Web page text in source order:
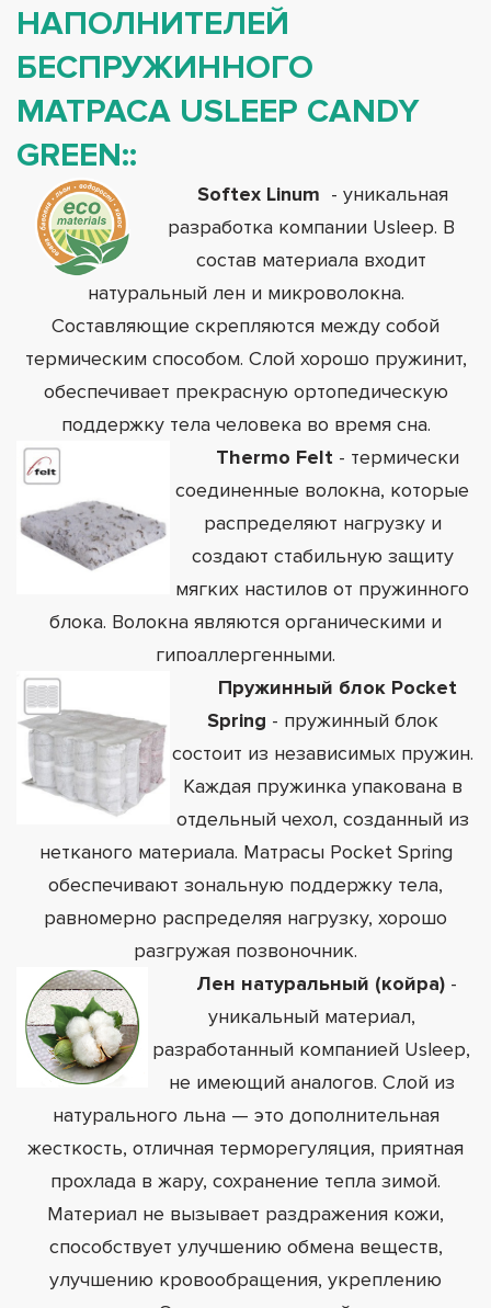
НАПОЛНИТЕЛЕЙ
БЕСПРУЖИННОГО
МАТРАСА USLEEP CANDY
GREEN::
Softex Linum - уникальная
разработка компании Usleep. В
состав материала входит
натуральный лен и микроволокна.
Составляющие скрепляются между собой
термическим способом. Слой хорошо пружинит,
обеспечивает прекрасную ортопедическую
поддержку тела человека во время сна.
Thermo Felt - термически
соединенные волокна, которые
распределяют нагрузку и
создают стабильную защиту
мягких настилов от пружинного
блока. Волокна являются органическими и
гипоаллергенными.
Пружинный блок Pocket
Spring - пружинный блок
состоит из независимых пружин.
Каждая пружинка упакована в
отдельный чехол, созданный из
нетканого материала. Матрасы Pocket Spring
обеспечивают зональную поддержку тела,
равномерно распределяя нагрузку, хорошо
разгружая позвоночник.
Лен натуральный (койра) -
уникальный материал,
разработанный компанией Usleep,
не имеющий аналогов. Слой из
натурального льна — это дополнительная
жесткость, отличная терморегуляция, приятная
прохлада в жару, сохранение тепла зимой.
Материал не вызывает раздражения кожи,
способствует улучшению обмена веществ,
улучшению кровообращения, укреплению